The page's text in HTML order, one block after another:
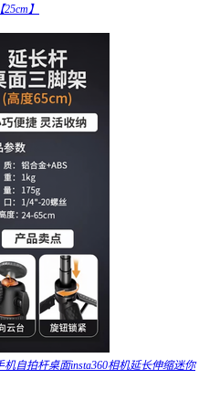
】
机自拍杆桌面insta360相机延长伸缩迷你